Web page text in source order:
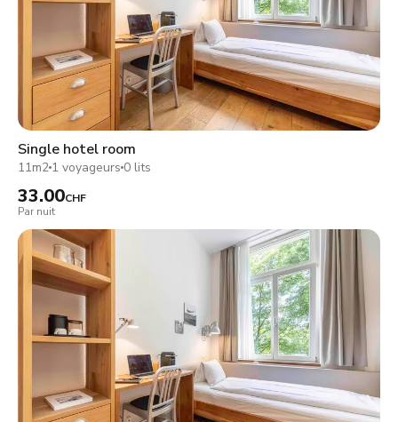
Single hotel room
11m2 1 voyageurs 0 lits
33.00CHF
Par nuit